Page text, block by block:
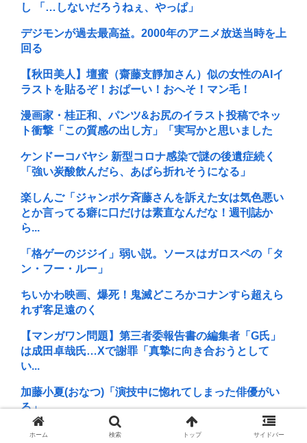
し 「…しないだろうねぇ、やっぱ」
デジモンが過去最高益。2000年のアニメ放送当時を上
回る
【秋田美人】壇蜜（齋藤支靜加さん）似の女性のAIイ
ラストを貼るぞ！おぱーい！おへそ！マン毛！
漫画家・桂正和、パンツ&お尻のイラスト投稿でネッ
ト衝撃「この質感の出し方」「実写かと思いました
ケンドーコバヤシ 新型コロナ感染で謎の後遺症続く
「強い炭酸飲んだら、あばら折れそうになる」
楽しんご「ジャンポケ斉藤さんを訴えた女は気色悪い
とか言ってる癖に口だけは素直なんだな！週刊誌か
ら...
「格ゲーのジジイ」弱い説。ソースはガロスペの「タ
ン・フー・ルー」
ちいかわ映画、爆死！鬼滅どころかコナンすら超えら
れず客足遠のく
【マンガワン問題】第三者委報告書の編集者「G氏」
は成田卓哉氏…Xで謝罪「真摯に向き合おうとして
い...
加藤小夏(おなつ)「演技中に惚れてしまった俳優がい
る」
【決算】任天堂「Switch2もマリカも売れまくりで笑
ホーム 検索 トップ サイドバー